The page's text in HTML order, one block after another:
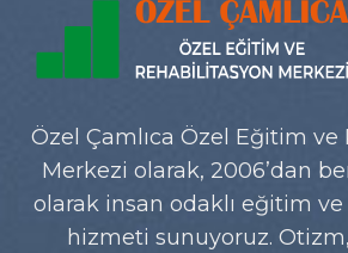
Özel Çamlıca Özel Eğitim
Merkezi olarak, 2006’dan
olarak insan odaklı eğitim
hizmeti sunuyoruz.